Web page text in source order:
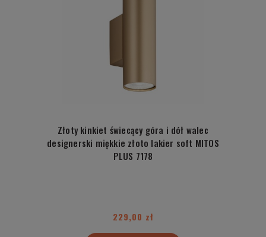
Złoty kinkiet świecący góra i dół walec
designerski miękkie złoto lakier soft MITOS
PLUS 7178
229,00 zł